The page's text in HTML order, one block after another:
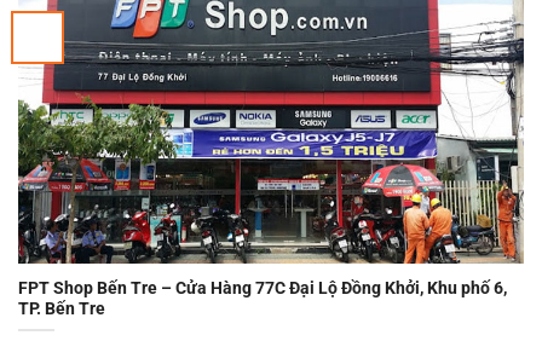
FPT Shop Bến Tre – Cửa Hàng 77C Đại Lộ Đồng Khởi, Khu phố 6,
TP. Bến Tre